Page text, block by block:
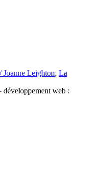
Leighton, La
développement web :